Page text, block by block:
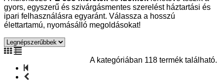
gyors, egyszerű és szivárgásmentes szerelést háztartási és
ipari felhasználásra egyaránt. Válassza a hosszú
élettartamú, nyomásálló megoldásokat!
A kategóriában 118 termék található.